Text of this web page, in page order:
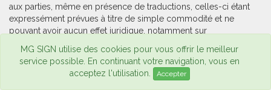
aux parties, même en présence de traductions, celles-ci étant
expressément prévues à titre de simple commodité et ne
pouvant avoir aucun effet juridique, notamment sur
parties.
Les différends qui viendraient à se produire à propos de la
MG SIGN utilise des cookies pour vous offrir le meilleur
service possible. En continuant votre navigation, vous en
acceptez l'utilisation.
Accepter